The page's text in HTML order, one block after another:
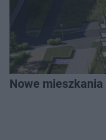
Nowe mieszkania